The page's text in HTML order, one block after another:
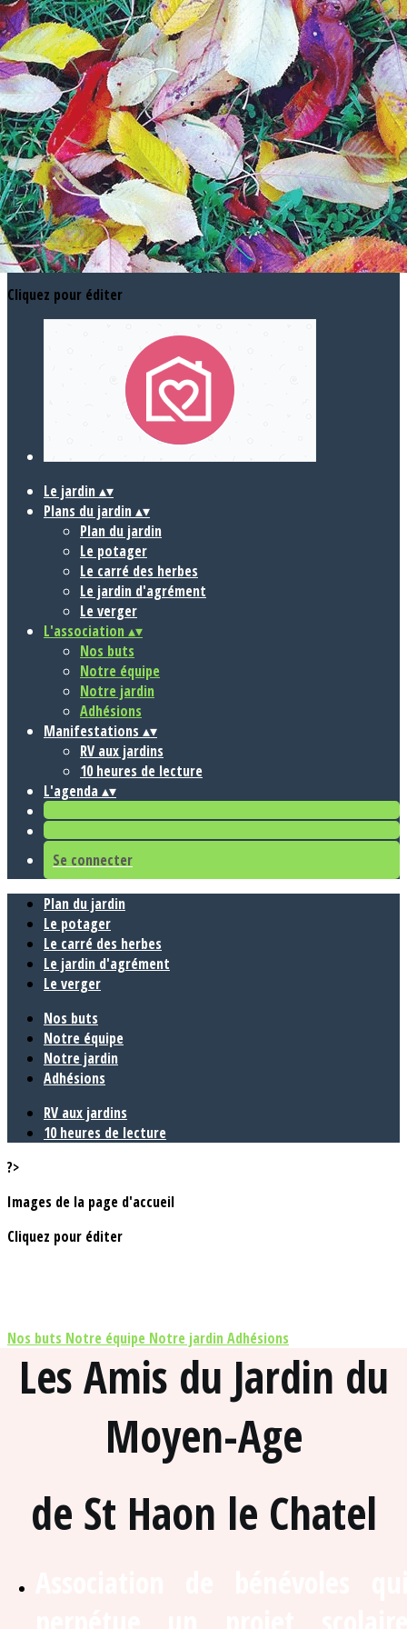
Exporter les lignes sélectionnées
Exporter toutes les colonnes
Exporter uniquement les colonnes affichées
Menu
<
>
Nos buts
Notre équipe
Notre jardin
Adhésions
Ajoutez un logo, un bouton, des réseaux sociaux
Cliquez pour éditer
Le jardin▴▾
Plans du jardin▴▾
Plan du jardin
Le potager
Le carré des herbes
Le jardin d'agrément
Le verger
L'association ▴▾
Nos buts
Notre équipe
Notre jardin
Adhésions
Manifestations ▴▾
RV aux jardins
10 heures de lecture
L'agenda▴▾
Se connecter
Plan du jardin
Le potager
Le carré des herbes
Le jardin d'agrément
Le verger
Nos buts
Notre équipe
Notre jardin
Adhésions
RV aux jardins
10 heures de lecture
?>
Images de la page d'accueil
Cliquez pour éditer
Nos buts Notre équipe Notre jardin Adhésions
Les Amis du Jardin du
Moyen-Age
de St Haon le Chatel